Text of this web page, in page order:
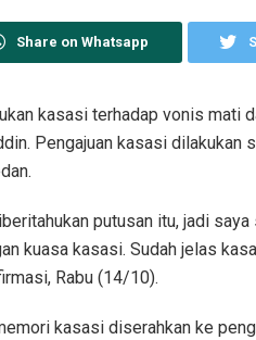
Share on Whatsapp
kasasi terhadap vonis mati
Pengajuan kasasi dilakukan
putusan itu, jadi
kuasa kasasi. Sudah jelas
Rabu (14/10).
kasasi diserahkan ke